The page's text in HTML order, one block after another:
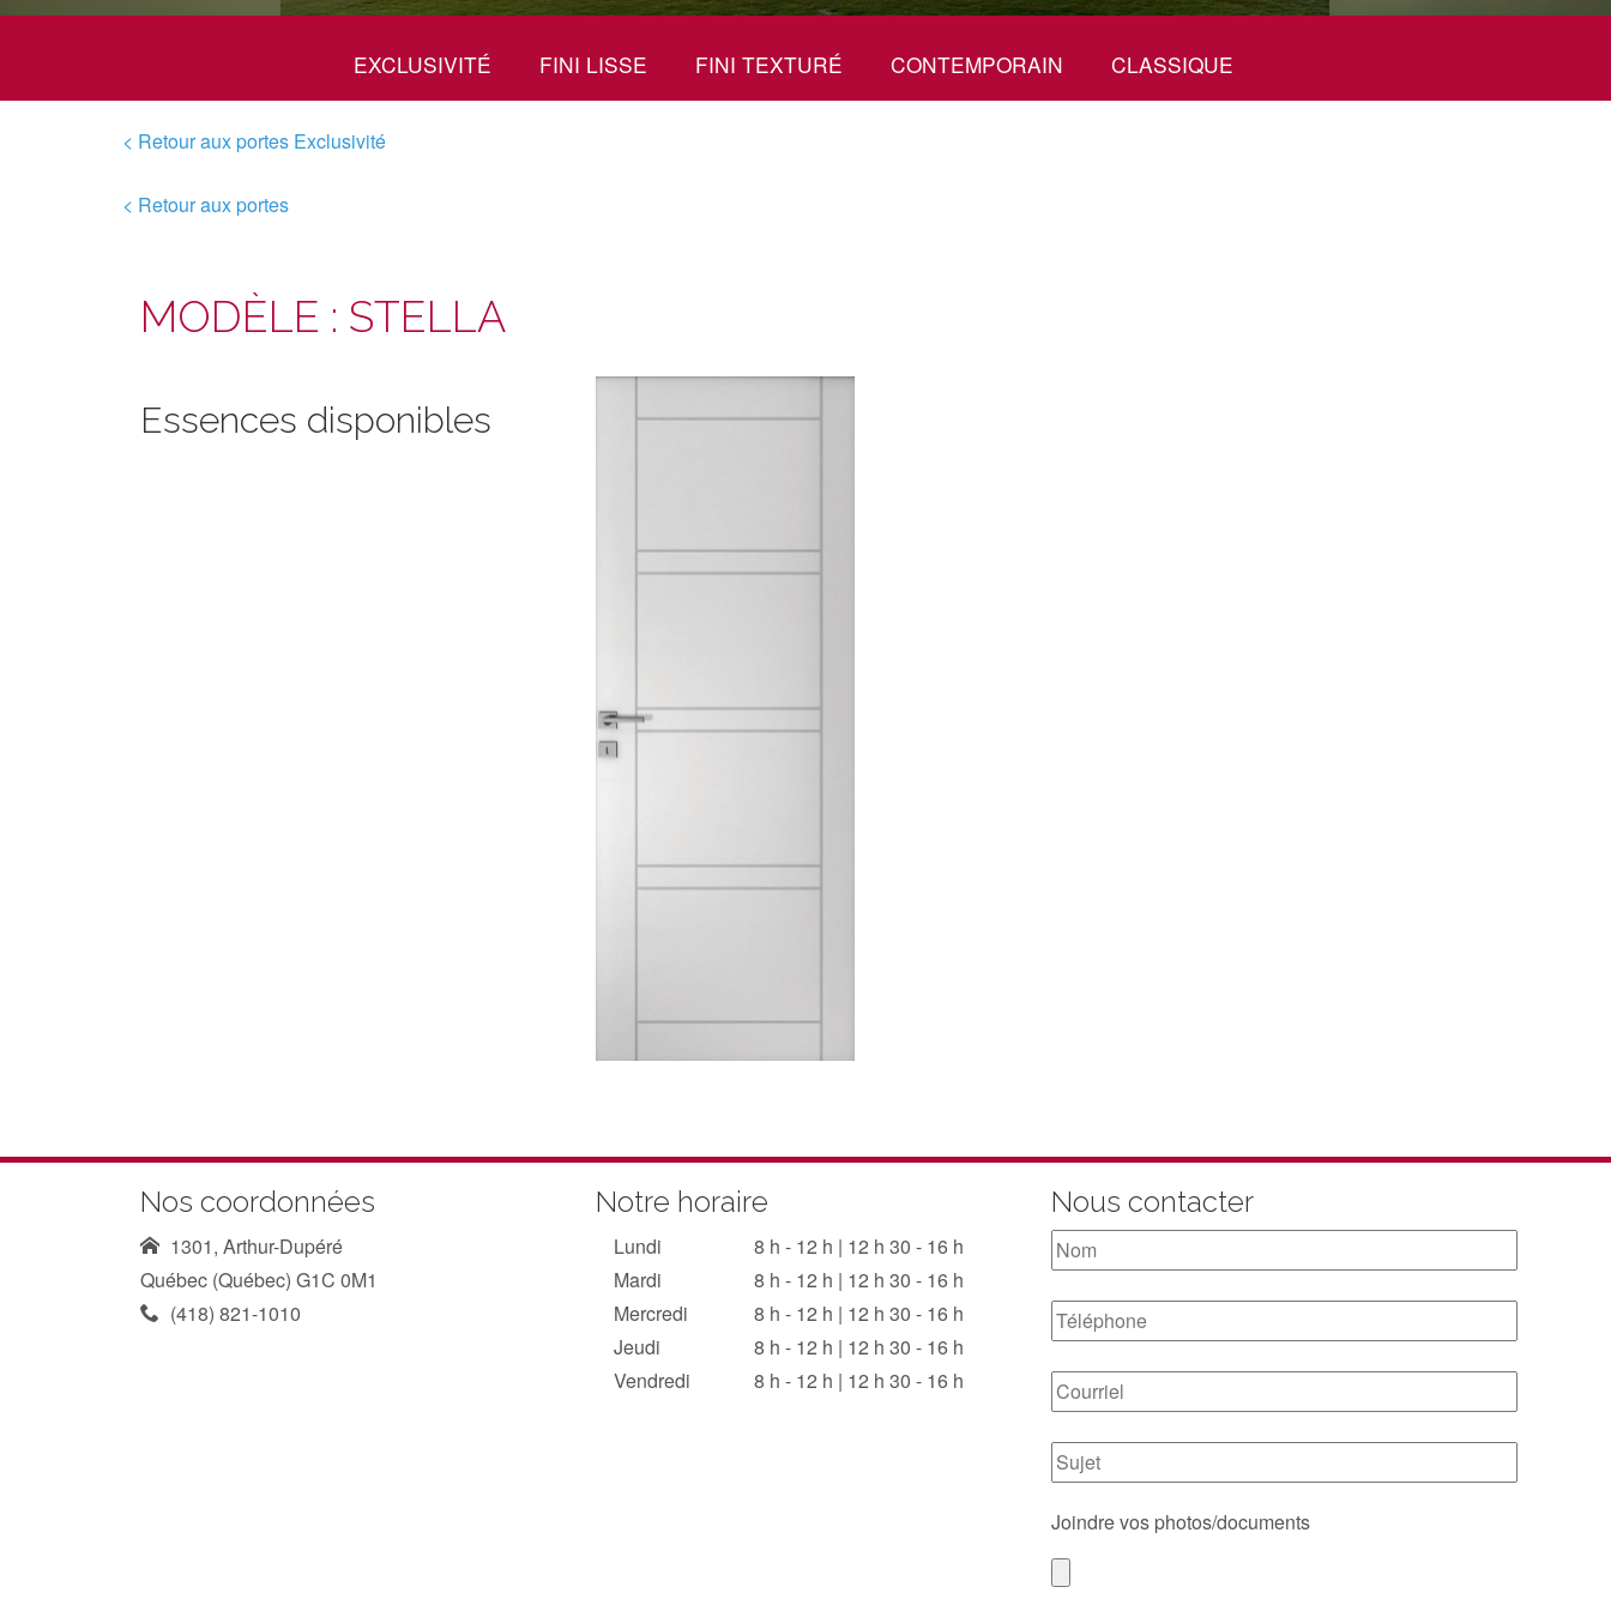
EXCLUSIVITÉ FINI LISSE FINI TEXTURÉ CONTEMPORAIN CLASSIQUE
< Retour aux portes Exclusivité
< Retour aux portes
MODÈLE : STELLA
Essences disponibles
Nos coordonnées
1301, Arthur-Dupéré
Québec (Québec) G1C 0M1
(418) 821-1010
Notre horaire
Lundi
Mardi
Mercredi
Jeudi
Vendredi
8 h - 12 h | 12 h 30 - 16 h
8 h - 12 h | 12 h 30 - 16 h
8 h - 12 h | 12 h 30 - 16 h
8 h - 12 h | 12 h 30 - 16 h
8 h - 12 h | 12 h 30 - 16 h
Nous contacter
Joindre vos photos/documents